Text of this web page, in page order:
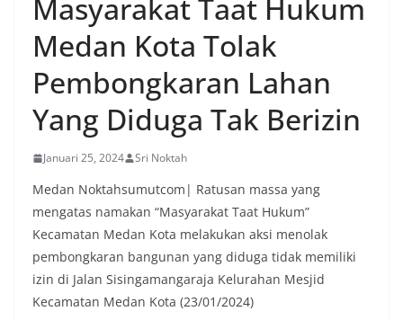
oleh warga, yang sebagian besar tengah bersiap
menyambut momentum HUT Kemerdekaan RI
dengan berbagai persiapan di lingkungan
masing-masing.‎Dalam dialog yang berlangsung
akrab, Bhabinkamtibmas menyapa warga,
menanyakan kondisi keamanan dan kenyamanan
lingkungan tempat tinggal, serta membuka ruang
komunikasi dua arah agar warga dapat
menyampaikan keluhan maupun informasi terkait
situasi kamtibmas di sekitar mereka.‎‎‎Salah satu
poin utama yang disampaikan dalam kegiatan
sambang ini adalah imbauan kepada warga untuk
memasang bendera Merah Putih secara penuh,
bukan setengah tiang, sebagai bentuk
penghormatan dan rasa cinta tanah air
menjelang perayaan HUT Kemerdekaan RI.
Petugas mengingatkan bahwa pemasangan
bendera dengan benar merupakan salah satu
Masyarakat Taat Hukum
Medan Kota Tolak
Pembongkaran Lahan
Yang Diduga Tak Berizin
Januari 25, 2024 Sri Noktah
Medan Noktahsumutcom| Ratusan massa yang
mengatas namakan “Masyarakat Taat Hukum”
Kecamatan Medan Kota melakukan aksi menolak
pembongkaran bangunan yang diduga tidak memiliki
izin di Jalan Sisingamangaraja Kelurahan Mesjid
Kecamatan Medan Kota (23/01/2024)